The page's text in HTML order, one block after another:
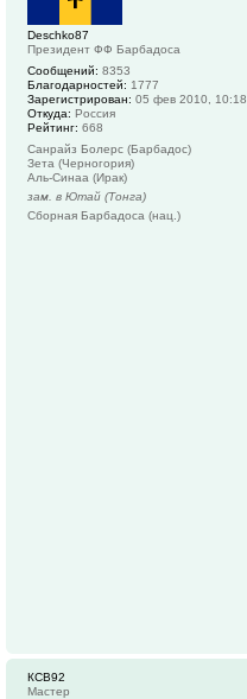
Deschko87
Президент ФФ Барбадоса
Сообщений: 8353
Благодарностей: 1777
Зарегистрирован: 05 фев 2010, 10:18
Откуда: Россия
Рейтинг: 668
Санрайз Болерс (Барбадос)
Зета (Черногория)
Аль-Синаа (Ирак)
зам. в Ютай (Тонга)
Сборная Барбадоса (нац.)
КСВ92
Мастер